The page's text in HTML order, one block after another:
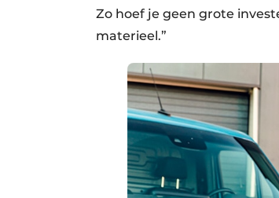
Zo hoef je geen grote
materieel.”